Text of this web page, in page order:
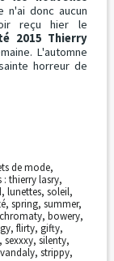
donc aucun
reçu hier le
2015 Thierry
L'automne
horreur de
de mode,
:thierry lasry,
, lunettes, soleil,
, spring, summer,
chromaty, bowery,
, flirty, gifty,
sexxxy, silenty,
vandaly, strippy,